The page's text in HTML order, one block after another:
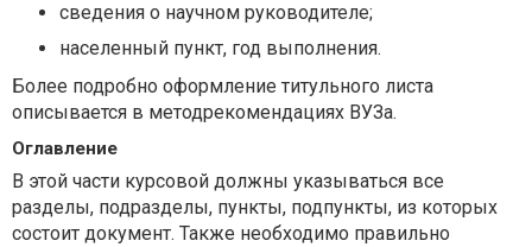
сведения о научном руководителе;
населенный пункт, год выполнения.
Более подробно оформление титульного листа
описывается в методрекомендациях ВУЗа.
Оглавление
В этой части курсовой должны указываться все
разделы, подразделы, пункты, подпункты, из которых
состоит документ. Также необходимо правильно